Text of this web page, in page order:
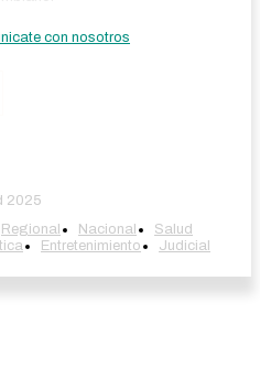
con nosotros
2025
Regional Nacional
Salud
Entretenimiento
Judicial